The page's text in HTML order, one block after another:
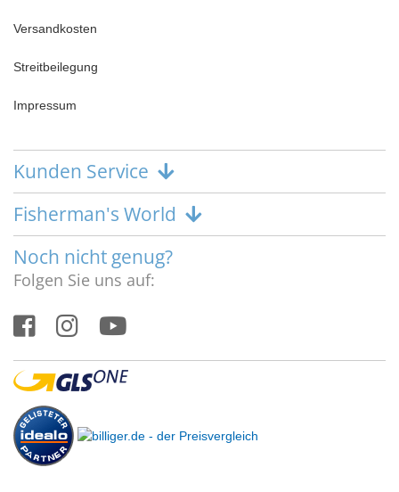
Versandkosten
Streitbeilegung
Impressum
Kunden Service
Fisherman's World
Noch nicht genug?
Folgen Sie uns auf: